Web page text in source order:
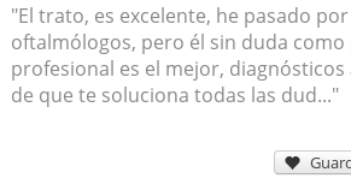
"El trato, es excelente, he pasado
oftalmólogos, pero él sin duda
profesional es el mejor,
de que te soluciona todas las dud..."